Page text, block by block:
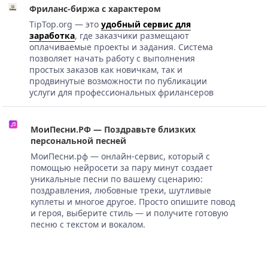
Фриланс-биржа с характером
TipTop.org — это удобный сервис для
заработка, где заказчики размещают
оплачиваемые проекты и задания. Система
позволяет начать работу с выполнения
простых заказов как новичкам, так и
продвинутые возможности по публикации
услуги для профессиональных фрилансеров
МоиПесни.РФ — Поздравьте близких
персональной песней
МоиПесни.рф — онлайн-сервис, который с
помощью нейросети за пару минут создает
уникальные песни по вашему сценарию:
поздравления, любовные треки, шутливые
куплеты и многое другое. Просто опишите повод
и героя, выберите стиль — и получите готовую
песню с текстом и вокалом.